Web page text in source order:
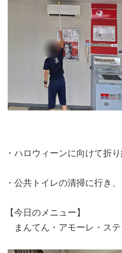
・ハロウィーンに向けて折り
・公共トイレの清掃に行き
【今日のメニュー】
まんてん・アモーレ・ス